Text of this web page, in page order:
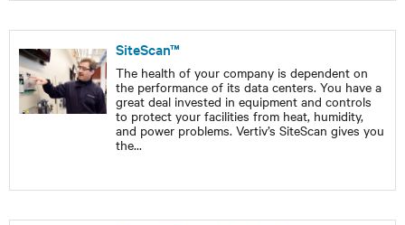
SiteScan™
The health of your company is dependent on
the performance of its data centers. You have a
great deal invested in equipment and controls
to protect your facilities from heat, humidity,
and power problems. Vertiv’s SiteScan gives you
the...